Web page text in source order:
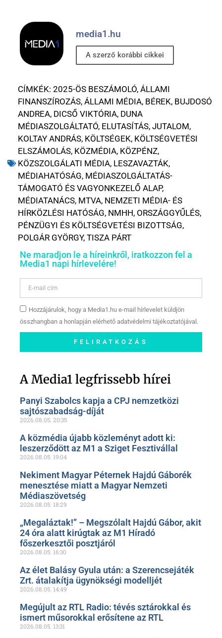
media1.hu
A szerző korábbi cikkei
CÍMKÉK: 2025-ÖS BESZÁMOLÓ, ÁLLAMI
FINANSZÍROZÁS, ÁLLAMI MÉDIA, BÉREK, BUJDOSÓ
ANDREA, DICSŐ VIKTÓRIA, DUNA
MÉDIASZOLGÁLTATÓ, ELUTASÍTÁS, JUTALOM,
KOLTAY ANDRÁS, KÖLTSÉGEK, KÖLTSÉGVETÉSI
ELSZÁMOLÁS, KÖZMÉDIA, KÖZPÉNZ,
KÖZSZOLGÁLATI MÉDIA, LESZAVAZTÁK,
MÉDIAHATÓSÁG, MÉDIASZOLGÁLTATÁS-
TÁMOGATÓ ÉS VAGYONKEZELŐ ALAP,
MÉDIATANÁCS, MTVA, NEMZETI MÉDIA- ÉS
HÍRKÖZLÉSI HATÓSÁG, NMHH, ORSZÁGGYŰLÉS,
PÉNZÜGYI ÉS KÖLTSÉGVETÉSI BIZOTTSÁG,
POLGÁR GYÖRGY, TISZA PÁRT
Ne maradjon le a híreinkről, iratkozzon fel a
Media1 napi hírlevelére!
Hozzájárulok, hogy a Media1.hu e-mail hírlevelet küldjön
összhangban a honlapján elérhető adatvédelmi tájékoztatójával.
FELIRATKOZÁS
oldalunkon!
A Media1 legfrissebb hírei
Panyi Szabolcs kapja a CPJ nemzetközi
sajtószabadság-díját
2026.08.05. 20:35
A közmédia újabb közleményt adott ki:
leszerződött az M1 a Sziget Fesztivállal
2026.08.05. 19:04
Nekiment Magyar Péternek Hajdú Gáborék
menesztése miatt a Magyar Nemzeti
Médiaszövetség
2026.08.05. 18:29
„Megaláztak!” – Megszólalt Hajdú Gábor, akit
24 óra alatt kirúgtak az M1 Híradó
főszerkesztői posztjáról
2026.08.05. 16:30
Az élet Balásy Gyula után: a Szerencsejáték
Zrt. átalakítja ügynökségi modelljét
2026.08.05. 14:49
Megújult az RTL Radio: tévés sztárokkal és
ismert műsorokkal erősítene az RTL
2026.08.05. 13:31